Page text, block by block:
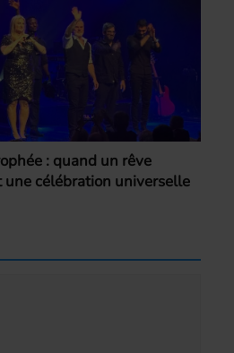
: quand un rêve
une célébration universelle